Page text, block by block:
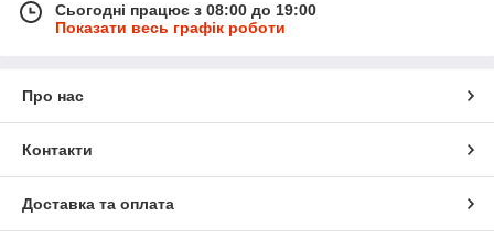
Сьогодні працює з 08:00 до 19:00
Показати весь графік роботи
Про нас
Контакти
Доставка та оплата